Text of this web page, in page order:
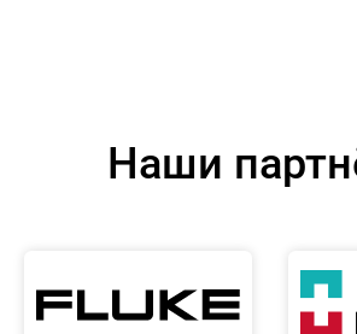
Наши